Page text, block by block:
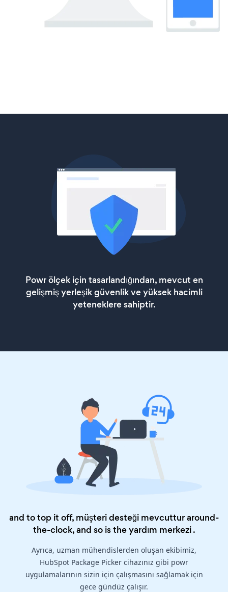
Powr ölçek için tasarlandığından, mevcut en
gelişmiş yerleşik güvenlik ve yüksek hacimli
yeteneklere sahiptir.
and to top it off, müşteri desteği mevcuttur around-
the-clock, and so is theyardım merkezi.
Ayrıca, uzman mühendislerden oluşan ekibimiz,
HubSpot Package Picker cihazınız gibi powr
uygulamalarının sizin için çalışmasını sağlamak için
gece gündüz çalışır.